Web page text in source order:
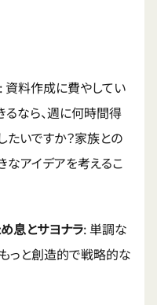
: 資料作成に費やしてい
なら、週に何時間得
たいですか？家族との
なアイデアを考えるこ
息とサヨナラ: 単調な
っと創造的で戦略的な